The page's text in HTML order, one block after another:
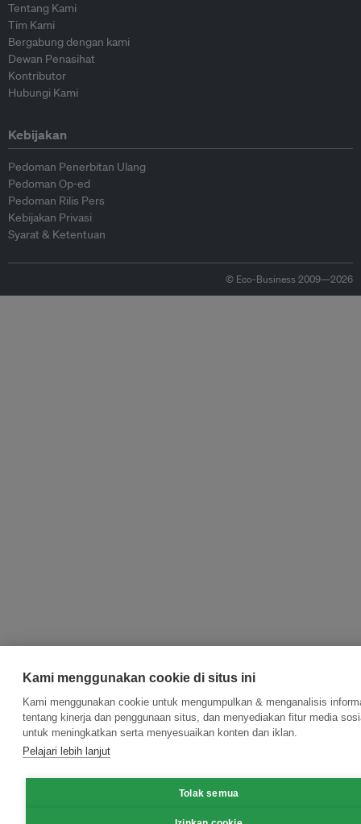
Tentang Kami
Tim Kami
Bergabung dengan kami
Dewan Penasihat
Kontributor
Hubungi Kami
Kebijakan
Pedoman Penerbitan Ulang
Pedoman Op-ed
Pedoman Rilis Pers
Kebijakan Privasi
Syarat & Ketentuan
© Eco-Business 2009—2026
Kami menggunakan cookie di situs ini
Kami menggunakan cookie untuk mengumpulkan & menganalisis
tentang kinerja dan penggunaan situs, dan menyediakan fitur media
untuk meningkatkan serta menyesuaikan konten dan iklan.
Pelajari lebih lanjut
Tolak semua